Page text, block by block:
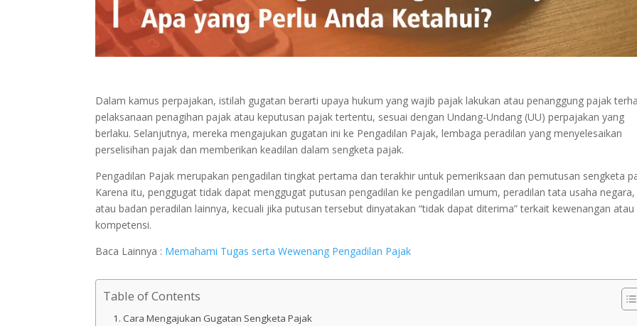
Dalam kamus perpajakan, istilah gugatan berarti upaya hukum yang wajib pajak lakukan atau penanggung pajak
pelaksanaan penagihan pajak atau keputusan pajak tertentu, sesuai dengan Undang-Undang (UU) perpajakan yang
berlaku. Selanjutnya, mereka mengajukan gugatan ini ke Pengadilan Pajak, lembaga peradilan yang menyelesaikan
perselisihan pajak dan memberikan keadilan dalam sengketa pajak.
Pengadilan Pajak merupakan pengadilan tingkat pertama dan terakhir untuk pemeriksaan dan pemutusan sengketa
Karena itu, penggugat tidak dapat menggugat putusan pengadilan ke pengadilan umum, peradilan tata usaha negara,
atau badan peradilan lainnya, kecuali jika putusan tersebut dinyatakan “tidak dapat diterima” terkait kewenangan atau
kompetensi.
Baca Lainnya : Memahami Tugas serta Wewenang Pengadilan Pajak
Table of Contents
Cara Mengajukan Gugatan Sengketa Pajak